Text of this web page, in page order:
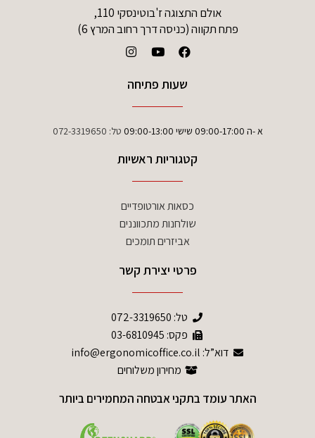
אולם התצוגה ז'בוטינסקי 110,
פתח תקווה (כניסה דרך רחוב המרץ 6)
שעות פתיחה
א -ה 09:00-17:00 שישי 09:00-13:00 טל: 072-3319650
קטגוריות ראשיות
כסאות אורטופדיים
שולחנות מתכווננים
אביזרים תומכים
פרטי יצירת קשר
טל: 072-3319650
פקס: 03-6810945
דוא”ל: info@ergonomicoffice.co.il
מחירון משלוחים
האתר עומד בתקני אבטחה המחמירים ביותר